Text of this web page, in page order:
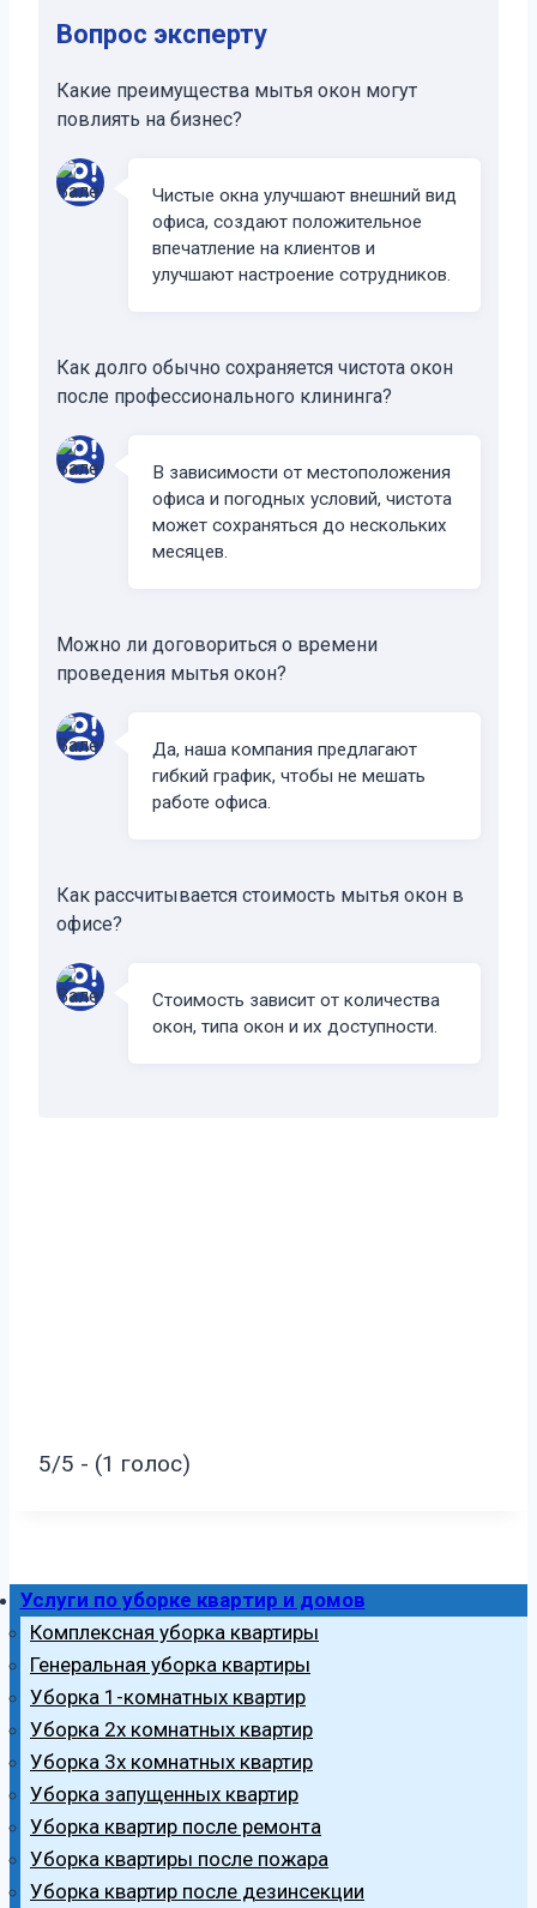
Вопрос эксперту
Какие преимущества мытья окон могут
повлиять на бизнес?
Чистые окна улучшают внешний вид
офиса, создают положительное
впечатление на клиентов и
улучшают настроение сотрудников.
Как долго обычно сохраняется чистота окон
после профессионального клининга?
В зависимости от местоположения
офиса и погодных условий, чистота
может сохраняться до нескольких
месяцев.
Можно ли договориться о времени
проведения мытья окон?
Да, наша компания предлагают
гибкий график, чтобы не мешать
работе офиса.
Как рассчитывается стоимость мытья окон в
офисе?
Стоимость зависит от количества
окон, типа окон и их доступности.
5/5 - (1 голос)
Услуги по уборке квартир и домов
Комплексная уборка квартиры
Генеральная уборка квартиры
Уборка 1-комнатных квартир
Уборка 2х комнатных квартир
Уборка 3х комнатных квартир
Уборка запущенных квартир
Уборка квартир после ремонта
Уборка квартиры после пожара
Уборка квартир после дезинсекции